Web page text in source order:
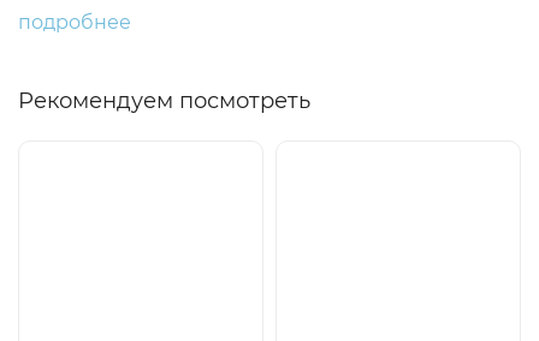
вентиляторов.
подробнее
Рекомендуем посмотреть